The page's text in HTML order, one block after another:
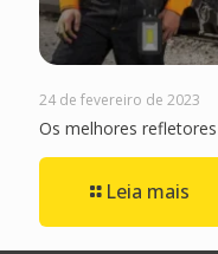
24 de fevereiro de 2023
Os melhores
Leia mais